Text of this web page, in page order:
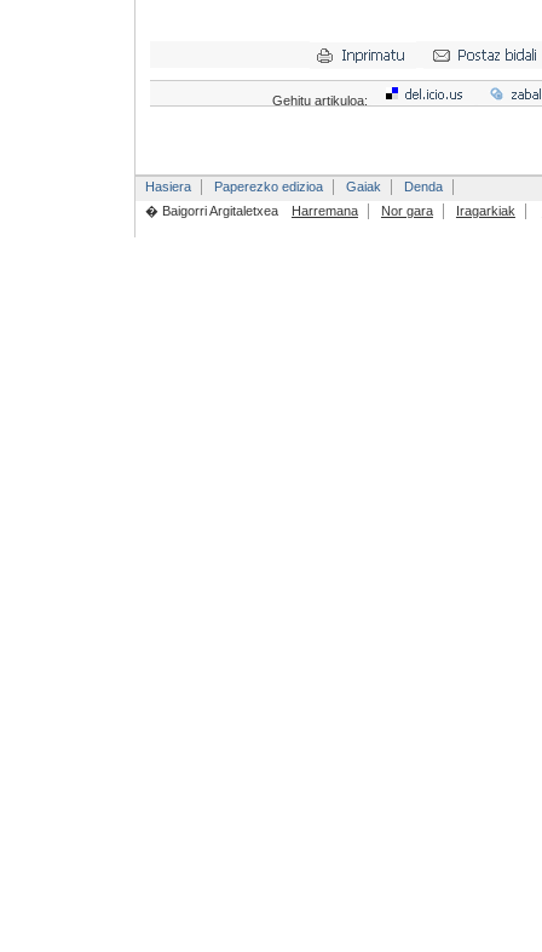
Gehitu artikuloa:
Hasiera Paperezko edizioa Gaiak
Denda
� Baigorri Argitaletxea
Harremana Nor gara Iragarkiak